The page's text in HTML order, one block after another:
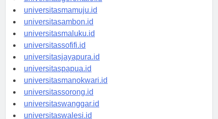
universitasgorontalo.id
universitasmamuju.id
universitasambon.id
universitasmaluku.id
universitassofifi.id
universitasjayapura.id
universitaspapua.id
universitasmanokwari.id
universitassorong.id
universitaswanggar.id